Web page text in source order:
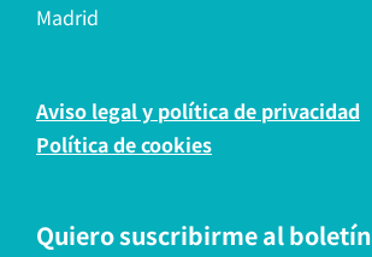
Madrid
Aviso legal y política de privacidad
Política de cookies
Quiero suscribirme al boletín